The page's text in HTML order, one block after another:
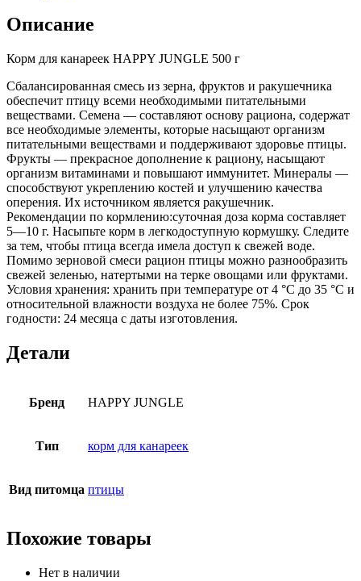
Описание
Корм для канареек HAPPY JUNGLE 500 г
Сбалансированная смесь из зерна, фруктов и ракушечника
обеспечит птицу всеми необходимыми питательными
веществами. Семена — составляют основу рациона, содержат
все необходимые элементы, которые насыщают организм
питательными веществами и поддерживают здоровье птицы.
Фрукты — прекрасное дополнение к рациону, насыщают
организм витаминами и повышают иммунитет. Минералы —
способствуют укреплению костей и улучшению качества
оперения. Их источником является ракушечник.
Рекомендации по кормлению:суточная доза корма составляет
5—10 г. Насыпьте корм в легкодоступную кормушку. Следите
за тем, чтобы птица всегда имела доступ к свежей воде.
Помимо зерновой смеси рацион птицы можно разнообразить
свежей зеленью, натертыми на терке овощами или фруктами.
Условия хранения: хранить при температуре от 4 °C до 35 °C и
относительной влажности воздуха не более 75%. Срок
годности: 24 месяца с даты изготовления.
Детали
Бренд HAPPY JUNGLE
Тип корм для канареек
Вид питомца птицы
Похожие товары
Нет в наличии